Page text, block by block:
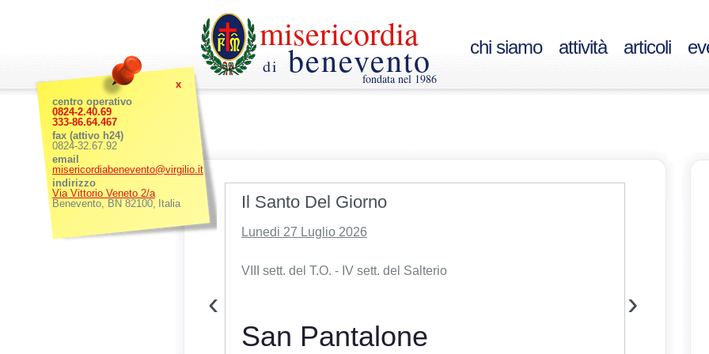
misericordia
dibenevento
fondata nel 1986
chi siamo attività articoli
x
centro operativo
0824-2.40.69
333-86.64.467
fax (attivo h24)
0824-32.67.92
email
misericordiabenevento@virgilio.it
indirizzo
Via Vittorio Veneto 2/a
Benevento, BN 82100, Italia
Progetto anno 2024: dotare il nostro territorio di
"Automezzo trasporto disabili"
Il Santo Del Giorno
Lunedi 27 Luglio 2026
VIII sett. del T.O. - IV sett. del Salterio
San Pantalone
essendo la
DI LEGGE e
‹ ›